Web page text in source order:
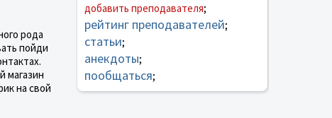
рода
пойди
магазин
на свой
добавить преподавателя;
рейтинг преподавателей;
статьи;
анекдоты;
пообщаться;